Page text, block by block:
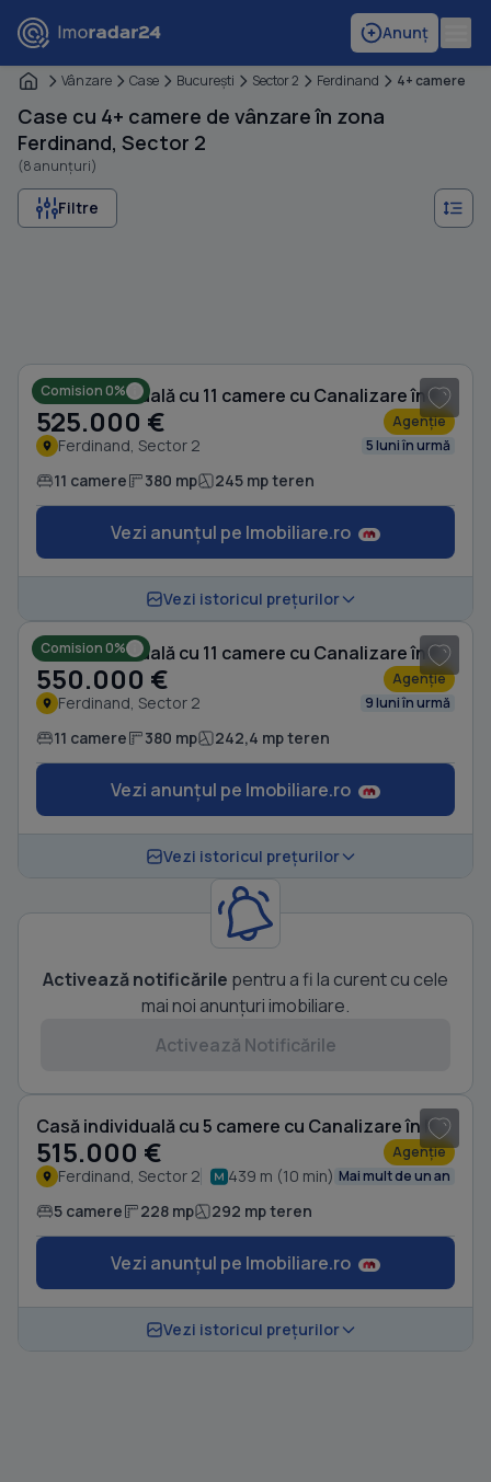
Anunț
Vânzare Case Bucureşti Sector 2 Ferdinand 4+ camere
Case cu 4+ camere de vânzare în zona
Ferdinand, Sector 2
(8 anunțuri)
Filtre
Comision 0% Casă individuală cu 11 camere cu Canalizare în Ferdinand
525.000 € Agenție
Ferdinand, Sector 2 5 luni în urmă
11 camere 380 mp 245 mp teren
Vezi anunțul pe Imobiliare.ro
Vezi istoricul prețurilor
Comision 0% Casă individuală cu 11 camere cu Canalizare în Ferdinand
550.000 € Agenție
Ferdinand, Sector 2 9 luni în urmă
11 camere 380 mp 242,4 mp teren
Vezi anunțul pe Imobiliare.ro
Vezi istoricul prețurilor
Activează notificările pentru a fi la curent cu cele
mai noi anunțuri imobiliare.
Activează Notificările
Casă individuală cu 5 camere cu Canalizare în Ferdinand
515.000 € Agenție
Ferdinand, Sector 2 439 m (10 min) Mai mult de un an
5 camere 228 mp 292 mp teren
Vezi anunțul pe Imobiliare.ro
Vezi istoricul prețurilor